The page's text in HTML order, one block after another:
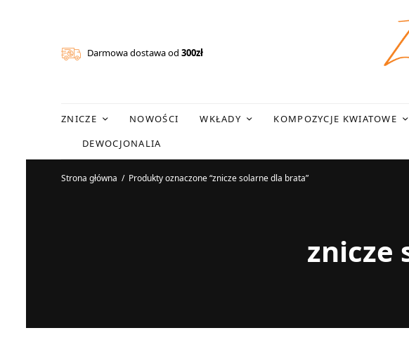
Darmowa dostawa od300zł
ZNICZE NOWOŚCI WKŁADY KOMPOZYCJE KWIATOWE
DEWOCJONALIA
Strona główna / Produkty oznaczone “znicze solarne dla brata”
znicze